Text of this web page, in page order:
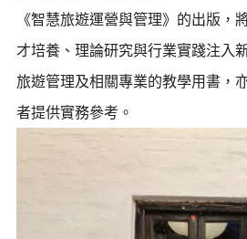
《智慧旅遊運營與管理》的出版，
才培養、理論研究與行業實踐注入
旅遊管理及相關專業的教學用書，
者提供實務參考。